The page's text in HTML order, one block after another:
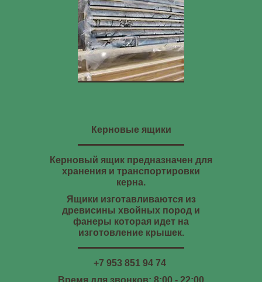
Керновые ящики
Керновый ящик предназначен для
хранения и транспортировки
керна.
Ящики изготавливаются из
древисины хвойных пород и
фанеры которая идет на
изготовление крышек.
+7 953 851 94 74
Время для звонков: 8:00 - 22:00